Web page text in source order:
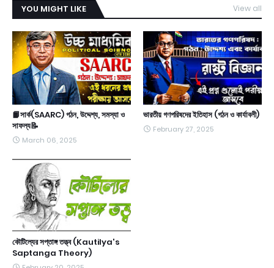
YOU MIGHT LIKE View all
📙সার্ক(SAARC) গঠন, উদ্দেশ্য, সমস্যা ও
সাফল্য📝
March 06, 2025
ভারতীয় গণপরিষদের ইতিহাস (গঠন ও কার্যাবলী)
February 27, 2025
কৌটিল্যের সপ্তাঙ্গ তত্ত্ব (Kautilya's
Saptanga Theory)